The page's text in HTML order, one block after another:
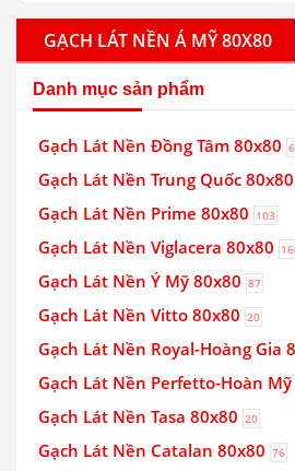
GẠCH LÁT NỀN Á MỸ 80X80
Danh mục sản phẩm
Gạch Lát Nền Đồng Tâm 80x80
Gạch Lát Nền Trung Quốc 80x80
Gạch Lát Nền Prime 80x80 103
Gạch Lát Nền Viglacera 80x80
Gạch Lát Nền Ý Mỹ 80x80 87
Gạch Lát Nền Vitto 80x80 20
Gạch Lát Nền Royal-Hoàng Gia
Gạch Lát Nền Perfetto-Hoàn Mỹ
Gạch Lát Nền Tasa 80x80 20
Gạch Lát Nền Catalan 80x80 76